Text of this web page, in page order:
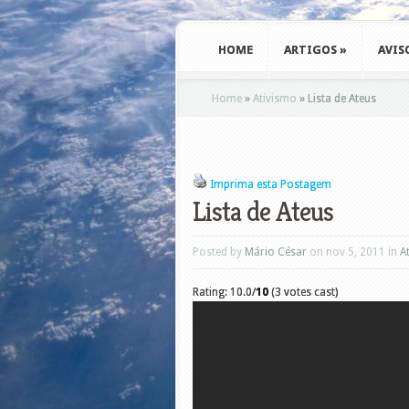
HOME ARTIGOS »
Home » Ativismo » Lista de Ateus
Imprima esta Postagem
Lista de Ateus
Posted by Mário César on nov 5, 2011 in
Rating: 10.0/10 (3 votes cast)